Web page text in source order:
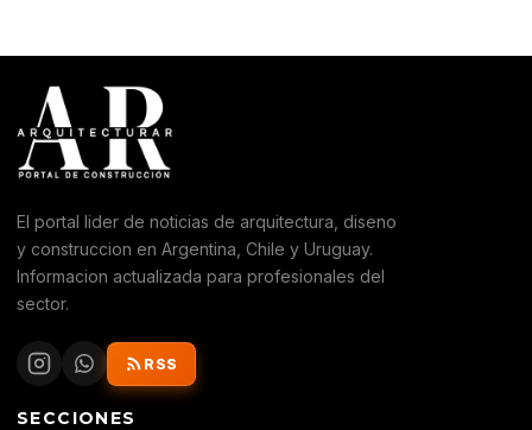
El portal lider de noticias de arquitectura, diseno
y construccion en Argentina, Chile y Uruguay.
Informacion actualizada para profesionales del
sector.
RSS
SECCIONES